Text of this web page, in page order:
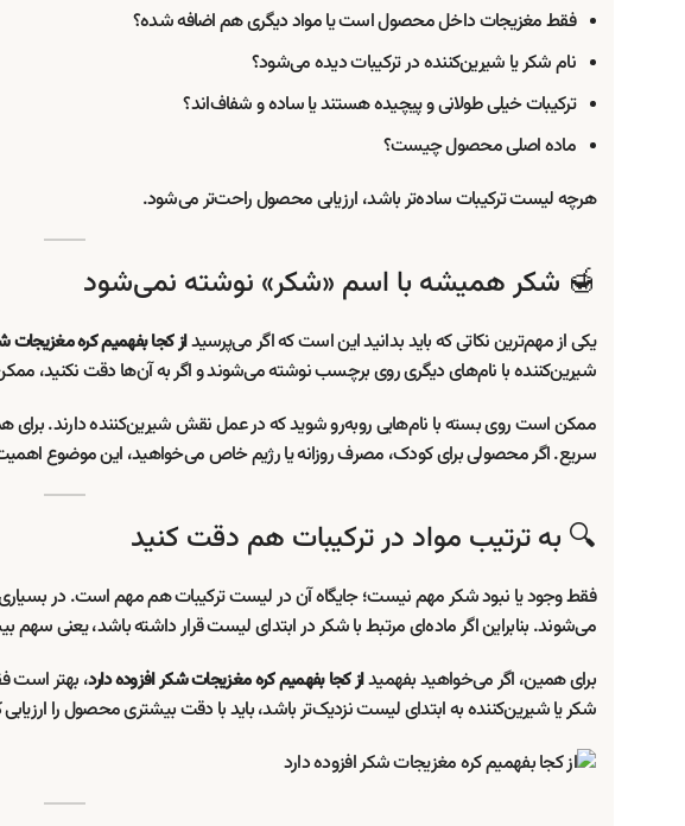
فقط مغزیجات داخل محصول است یا مواد دیگری هم اضافه شده؟
نام شکر یا شیرین‌کننده در ترکیبات دیده می‌شود؟
ترکیبات خیلی طولانی و پیچیده هستند یا ساده و شفاف‌اند؟
ماده اصلی محصول چیست؟
هرچه لیست ترکیبات ساده‌تر باشد، ارزیابی محصول راحت‌تر می‌شود.
🍯 شکر همیشه با اسم «شکر» نوشته نمی‌شود
یکی از مهم‌ترین نکاتی که باید بدانید این است که اگر می‌پرسیداز کجا بفهمیم کره مغزیجات
شیرین‌کننده با نام‌های دیگری روی برچسب نوشته می‌شوند و اگر به آن‌ها دقت
ممکن است روی بسته با نام‌هایی روبه‌رو شوید که در عمل نقش شیرین‌کننده دارند. برای
سریع. اگر محصولی برای کودک، مصرف روزانه یا رژیم خاص می‌خواهید، این موضوع
🔍 به ترتیب مواد در ترکیبات هم دقت کنید
فقط وجود یا نبود شکر مهم نیست؛ جایگاه آن در لیست ترکیبات هم مهم است. در بسیاری
می‌شوند. بنابراین اگر ماده‌ای مرتبط با شکر در ابتدای لیست قرار داشته باشد، یعنی
برای همین، اگر می‌خواهید بفهمیداز کجا بفهمیم کره مغزیجات شکر افزوده دارد، بهتر است
شکر یا شیرین‌کننده به ابتدای لیست نزدیک‌تر باشد، باید با دقت بیشتری محصول را ارزیابی